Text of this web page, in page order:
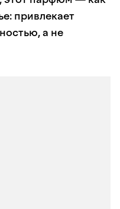
привлекает
а не